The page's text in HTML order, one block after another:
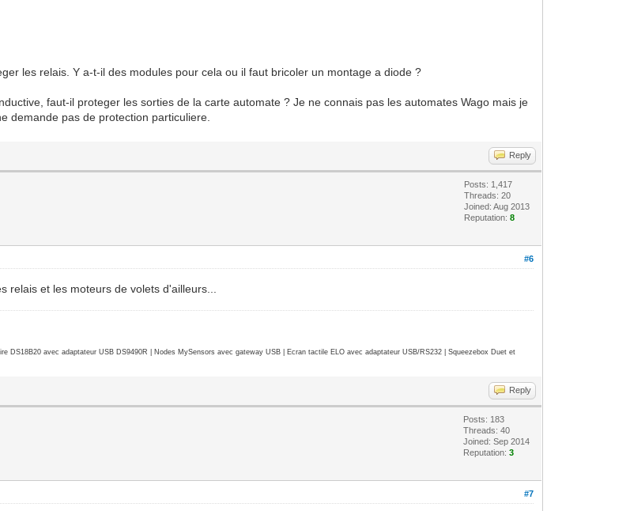
les relais. Y a-t-il des modules pour cela ou il faut bricoler un montage a diode ?
faut-il proteger les sorties de la carte automate ? Je ne connais pas les automates Wago mais je
demande pas de protection particuliere.
Reply
Posts: 1,417
Threads: 20
Joined: Aug 2013
Reputation:8
#6
et les moteurs de volets d'ailleurs...
DS18B20 avec adaptateur USB DS9490R | Nodes MySensors avec gateway USB | Ecran tactile ELO avec adaptateur USB/RS232 | Squeezebox Duet et
Reply
Posts: 183
Threads: 40
Joined: Sep 2014
Reputation:3
#7